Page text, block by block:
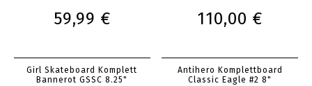
59,99 € 110,00 €
Girl Skateboard Komplett
Bannerot GSSC 8.25"
Antihero Komplettboard
Classic Eagle #2 8"